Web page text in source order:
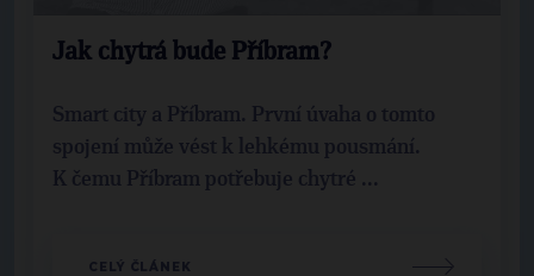
Jak chytrá bude Příbram?
Smart city a Příbram. První úvaha o tomto
spojení může vést k lehkému pousmání.
K čemu Příbram potřebuje chytré ...
CELÝ ČLÁNEK